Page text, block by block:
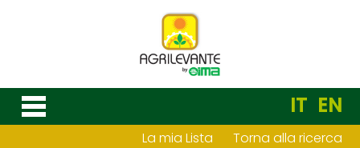
IT EN
La mia Lista Torna alla ricerca